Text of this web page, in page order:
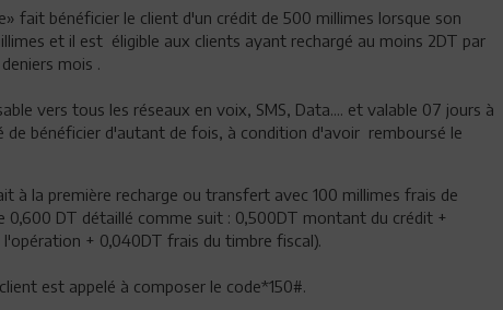
fait bénéficier le client d'un crédit de 500 millimes lorsque son
et il est éligible aux clients ayant rechargé au moins 2DT par
mois .
vers tous les réseaux en voix, SMS, Data.... et valable 07 jours à
bénéficier d'autant de fois, à condition d'avoir remboursé le
à la première recharge ou transfert avec 100 millimes frais de
0,600 DT détaillé comme suit : 0,500DT montant du crédit +
+ 0,040DT frais du timbre fiscal).
est appelé à composer le code*150#.